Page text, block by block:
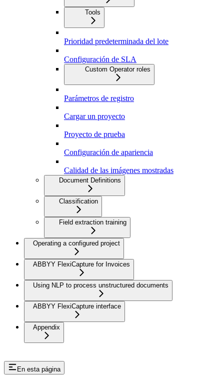
Tools
Prioridad predeterminada del lote
Configuración de SLA
Custom Operator roles
Parámetros de registro
Cargar un proyecto
Proyecto de prueba
Configuración de apariencia
Calidad de las imágenes mostradas
Document Definitions
Classification
Field extraction training
Operating a configured project
ABBYY FlexiCapture for Invoices
Using NLP to process unstructured documents
ABBYY FlexiCapture interface
Appendix
En esta página